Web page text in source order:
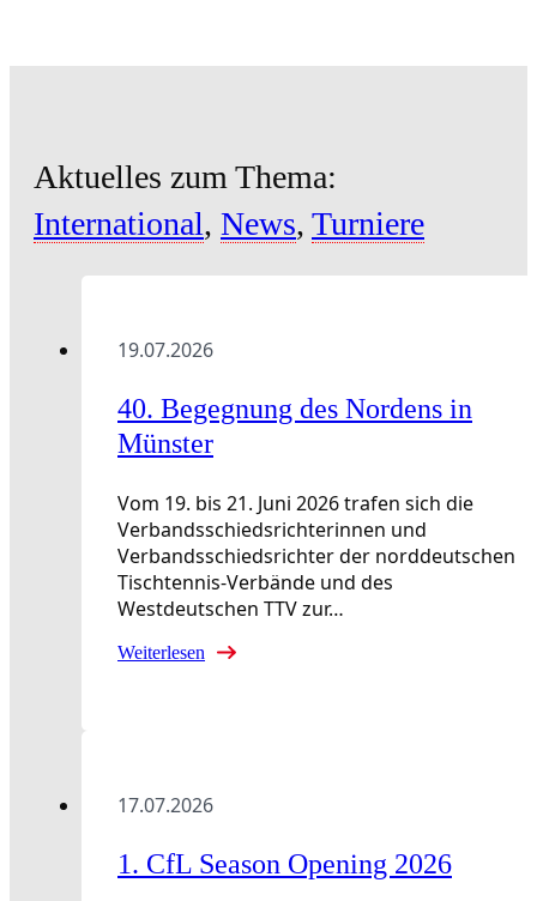
Aktuelles zum Thema:
International, News, Turniere
19.07.2026
40. Begegnung des Nordens in
Münster
Vom 19. bis 21. Juni 2026 trafen sich die
Verbandsschiedsrichterinnen und
Verbandsschiedsrichter der norddeutschen
Tischtennis-Verbände und des
Westdeutschen TTV zur…
Weiterlesen
17.07.2026
1. CfL Season Opening 2026